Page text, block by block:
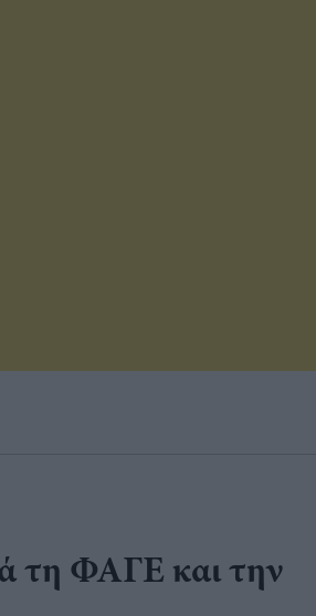
ΦΑΓΕ και την